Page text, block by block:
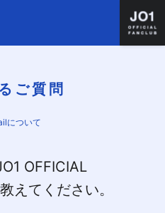
ご質問
について
OFFICIAL
えてください。